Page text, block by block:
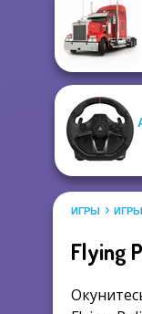
ИГРЫ
Flying